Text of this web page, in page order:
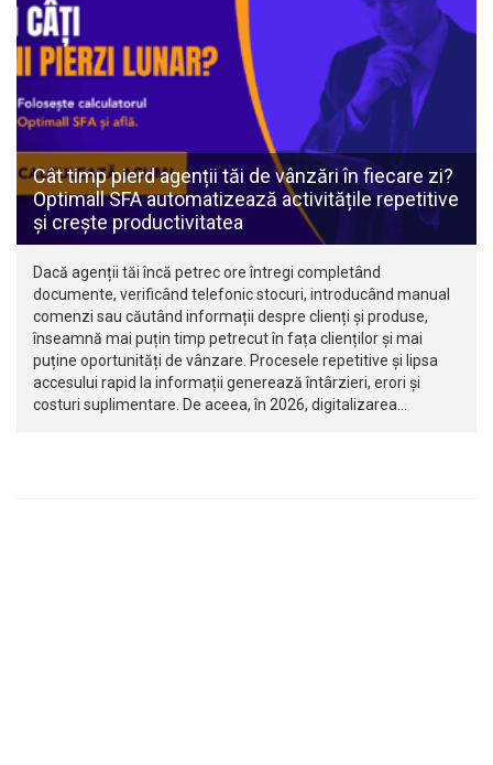
Cât timp pierd agenții tăi de vânzări în fiecare zi?
Optimall SFA automatizează activitățile repetitive
și crește productivitatea
Dacă agenții tăi încă petrec ore întregi completând
documente, verificând telefonic stocuri, introducând manual
comenzi sau căutând informații despre clienți și produse,
înseamnă mai puțin timp petrecut în fața clienților și mai
puține oportunități de vânzare. Procesele repetitive și lipsa
accesului rapid la informații generează întârzieri, erori și
costuri suplimentare. De aceea, în 2026, digitalizarea…